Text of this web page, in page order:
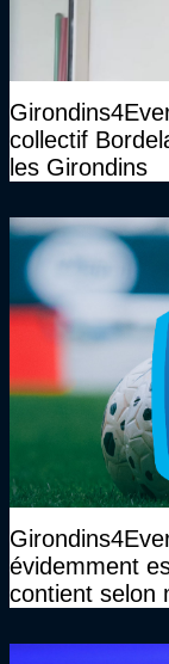
collectif
les Girondins
évidemment
contient selon
plan juridique"